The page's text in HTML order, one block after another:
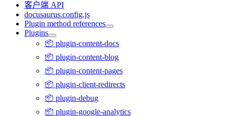
客户端 API
docusaurus.config.js
Plugin method references
Plugins
📦 plugin-content-docs
📦 plugin-content-blog
📦 plugin-content-pages
📦 plugin-client-redirects
📦 plugin-debug
📦 plugin-google-analytics